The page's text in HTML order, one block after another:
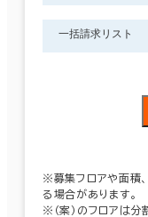
一括請求リスト
※募集フロアや面積
る場合があります。
※（案）のフロアは分